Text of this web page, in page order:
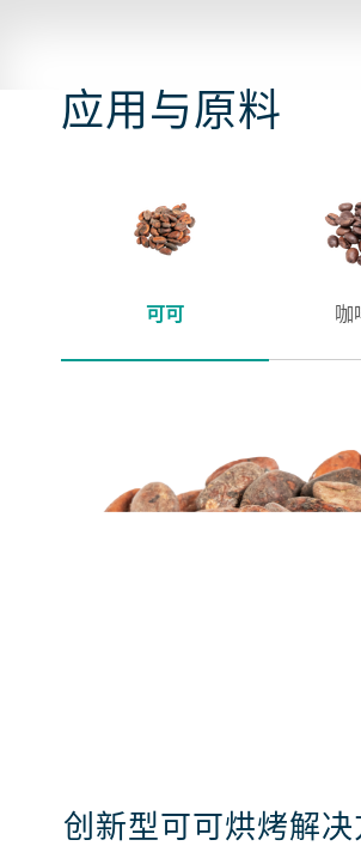
应用与原料
可可 咖
创新型可可烘烤解决
咖啡烘烤工艺
实现坚果和种子的精